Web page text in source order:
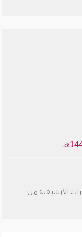
الأرشيفية من